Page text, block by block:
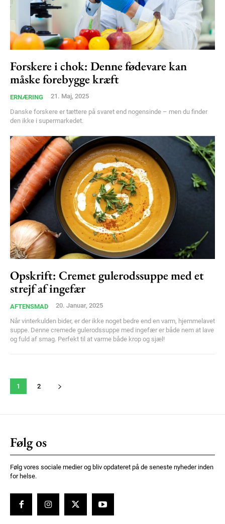
Orci varius natoque dolor
YEARLY PRICING MONTHLY PRICING
Forskere i chok: Denne fødevare kan
måske forebygge kræft
ERNÆRING 21. Maj, 2025
Danske forskere er tættere på svaret end nogensinde – men du finder
den ikke i supermarkedet.
Opskrift: Cremet gulerodssuppe med et
strejf af ingefær
AFTENSMAD 20. Januar, 2025
Når vinterkulden bider, er der ikke noget bedre end en varm, hjemmelavet
suppe. Denne cremede gulerodssuppe med ingefær er både nem at lave
og fuld af smag. Perfekt til at varme både krop og sjæl!
1 2
Følg os
Følg vores sociale medier og bliv opdateret på de seneste nyheder inden
for helse.